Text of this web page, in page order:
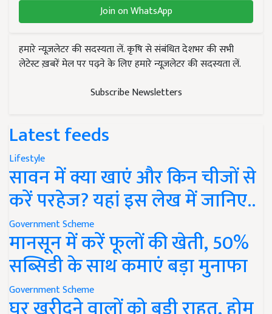
Join on WhatsApp
हमारे न्यूज़लेटर की सदस्यता लें. कृषि से संबंधित देशभर की सभी
लेटेस्ट ख़बरें मेल पर पढ़ने के लिए हमारे न्यूज़लेटर की सदस्यता लें.
Subscribe Newsletters
Latest feeds
Lifestyle
सावन में क्या खाएं और किन चीजों से
करें परहेज? यहां इस लेख में जानिए..
Government Scheme
मानसून में करें फूलों की खेती, 50%
सब्सिडी के साथ कमाएं बड़ा मुनाफा
Government Scheme